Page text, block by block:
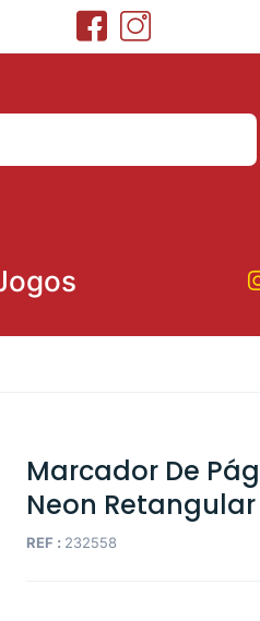
Marcador De
Neon Retangular
REF : 232558